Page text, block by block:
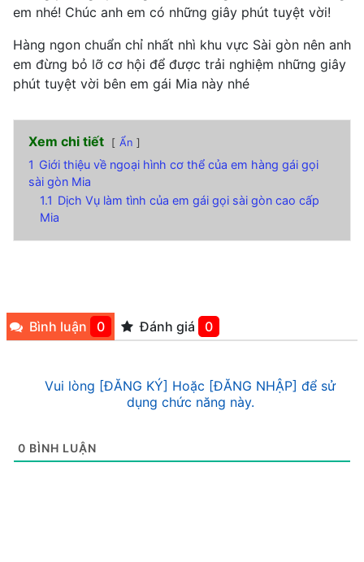
em nhé! Chúc anh em có những giây phút tuyệt vời!
Hàng ngon chuẩn chỉ nhất nhì khu vực Sài gòn nên anh
em đừng bỏ lỡ cơ hội để được trải nghiệm những giây
phút tuyệt vời bên em gái Mia này nhé
Xem chi tiết Ẩn
1 Giới thiệu về ngoại hình cơ thể của em hàng gái gọi
sài gòn Mia
1.1 Dịch Vụ làm tình của em gái gọi sài gòn cao cấp
Mia
Bình luận 0 Đánh giá 0
Vui lòng [ĐĂNG KÝ] Hoặc [ĐĂNG NHẬP] để sử
dụng chức năng này.
0 BÌNH LUẬN